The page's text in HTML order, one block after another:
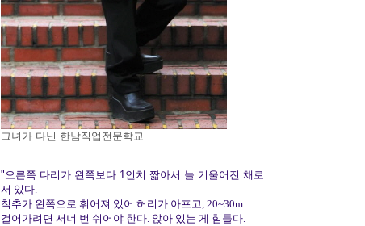
그녀가 다닌 한남직업전문학교
"오른쪽 다리가 왼쪽보다 1인치 짧아서 늘 기울어진 채로
서 있다.
척추가 왼쪽으로 휘어져 있어 허리가 아프고, 20~30m
걸어가려면 서너 번 쉬어야 한다. 앉아 있는 게 힘들다.